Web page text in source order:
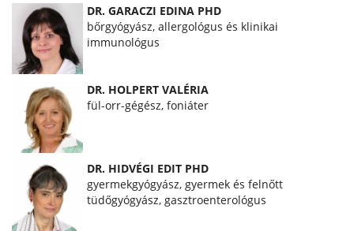
DR. GARACZI EDINA PHD
bőrgyógyász, allergológus és klinikai
immunológus
DR. HOLPERT VALÉRIA
fül-orr-gégész, foniáter
DR. HIDVÉGI EDIT PHD
gyermekgyógyász, gyermek és felnőtt
tüdőgyógyász, gasztroenterológus